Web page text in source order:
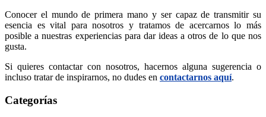
Conocer el mundo de primera mano y ser capaz de transmitir su
esencia es vital para nosotros y tratamos de acercarnos lo más
posible a nuestras experiencias para dar ideas a otros de lo que nos
gusta.
Si quieres contactar con nosotros, hacernos alguna sugerencia o
incluso tratar de inspirarnos, no dudes en contactarnos aquí.
Categorías